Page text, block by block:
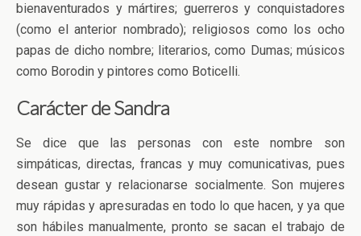
bienaventurados y mártires; guerreros y conquistadores
(como el anterior nombrado); religiosos como los ocho
papas de dicho nombre; literarios, como Dumas; músicos
como Borodin y pintores como Boticelli.
Carácter de Sandra
Se dice que las personas con este nombre son
simpáticas, directas, francas y muy comunicativas, pues
desean gustar y relacionarse socialmente. Son mujeres
muy rápidas y apresuradas en todo lo que hacen, y ya que
son hábiles manualmente, pronto se sacan el trabajo de